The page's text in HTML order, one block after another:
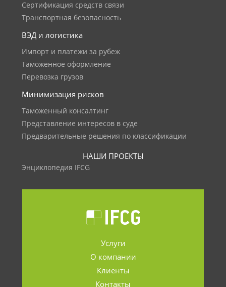
Сертификация средств связи
Транспортная безопасность
ВЭД и логистика
Импорт и платежи за рубеж
Таможенное оформление
Перевозка грузов
Минимизация рисков
Таможенный консалтинг
Представление интересов в суде
Предварительные решения по классификации
НАШИ ПРОЕКТЫ
Энциклопедия IFCG
Услуги
О компании
Клиенты
Контакты